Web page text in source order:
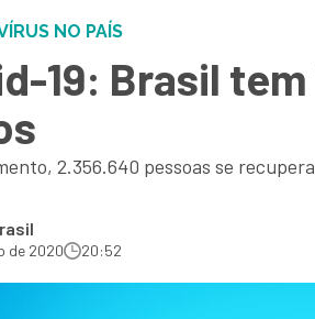
NO PAÍS
19: Brasil
2.356.640 pessoas se
de 2020 20:52